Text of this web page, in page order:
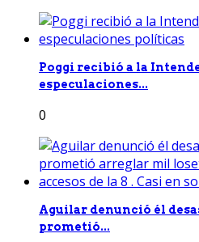
Poggi recibió a la
especulaciones...
0
Aguilar denunció él
prometió...